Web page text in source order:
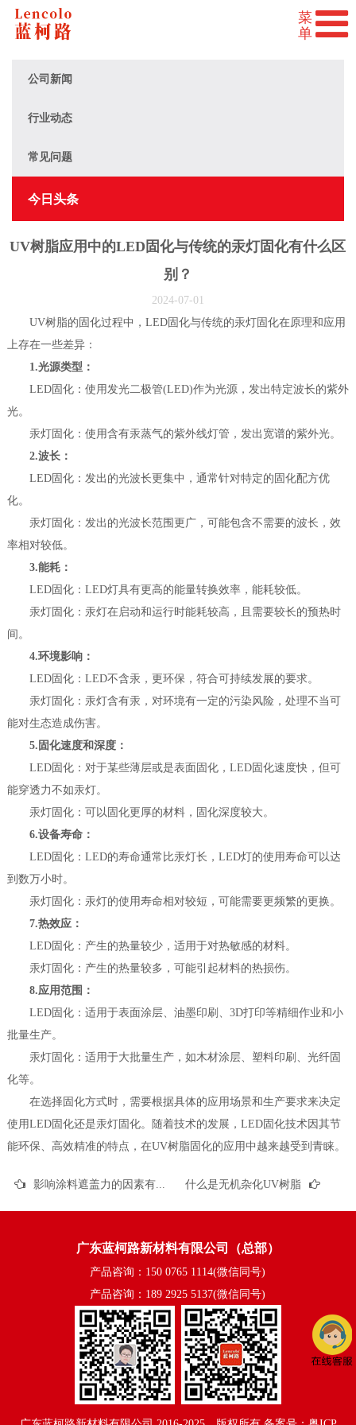
公司新闻
行业动态
常见问题
今日头条
UV树脂应用中的LED固化与传统的汞灯固化有什么区
别？
2024-07-01
UV树脂的固化过程中，LED固化与传统的汞灯固化在原理和应用
上存在一些差异：
1.光源类型：
LED固化：使用发光二极管(LED)作为光源，发出特定波长的紫外
光。
汞灯固化：使用含有汞蒸气的紫外线灯管，发出宽谱的紫外光。
2.波长：
LED固化：发出的光波长更集中，通常针对特定的固化配方优
化。
汞灯固化：发出的光波长范围更广，可能包含不需要的波长，效
率相对较低。
3.能耗：
LED固化：LED灯具有更高的能量转换效率，能耗较低。
汞灯固化：汞灯在启动和运行时能耗较高，且需要较长的预热时
间。
4.环境影响：
LED固化：LED不含汞，更环保，符合可持续发展的要求。
汞灯固化：汞灯含有汞，对环境有一定的污染风险，处理不当可
能对生态造成伤害。
5.固化速度和深度：
LED固化：对于某些薄层或是表面固化，LED固化速度快，但可
能穿透力不如汞灯。
汞灯固化：可以固化更厚的材料，固化深度较大。
6.设备寿命：
LED固化：LED的寿命通常比汞灯长，LED灯的使用寿命可以达
到数万小时。
汞灯固化：汞灯的使用寿命相对较短，可能需要更频繁的更换。
7.热效应：
LED固化：产生的热量较少，适用于对热敏感的材料。
汞灯固化：产生的热量较多，可能引起材料的热损伤。
8.应用范围：
LED固化：适用于表面涂层、油墨印刷、3D打印等精细作业和小
批量生产。
汞灯固化：适用于大批量生产，如木材涂层、塑料印刷、光纤固
化等。
在选择固化方式时，需要根据具体的应用场景和生产要求来决定
使用LED固化还是汞灯固化。随着技术的发展，LED固化技术因其节
能环保、高效精准的特点，在UV树脂固化的应用中越来越受到青睐。
什么是无机杂化UV树脂
广东蓝柯路新材料有限公司（总部）
产品咨询：150 0765 1114(微信同号)
产品咨询：189 2925 5137(微信同号)